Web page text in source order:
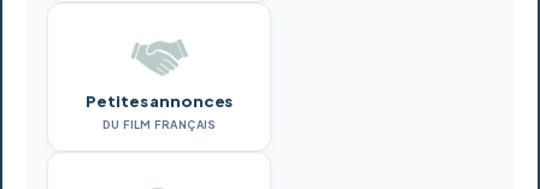
Petites annonces
DU FILM FRANÇAIS